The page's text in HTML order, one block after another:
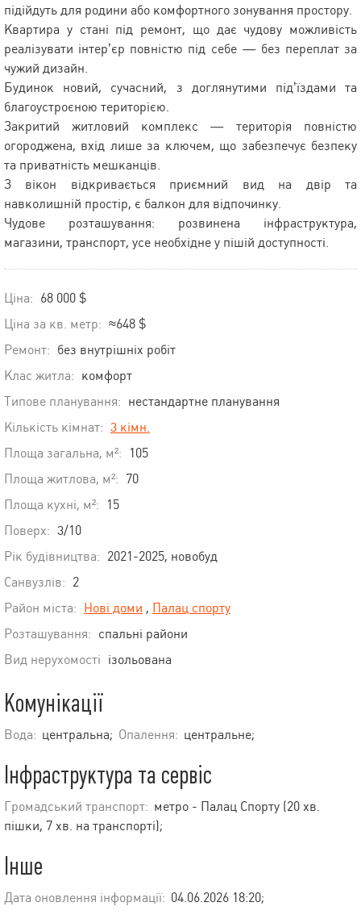
підійдуть для родини або комфортного зонування простору.
Квартира у стані під ремонт, що дає чудову можливість
реалізувати інтер’єр повністю під себе — без переплат за
чужий дизайн.
Будинок новий, сучасний, з доглянутими під’їздами та
благоустроєною територією.
Закритий житловий комплекс — територія повністю
огороджена, вхід лише за ключем, що забезпечує безпеку
та приватність мешканців.
З вікон відкривається приємний вид на двір та
навколишній простір, є балкон для відпочинку.
Чудове розташування: розвинена інфраструктура,
магазини, транспорт, усе необхідне у пішій доступності.
Ціна: 68 000 $
Ціна за кв. метр: ≈648 $
Ремонт: без внутрішніх робіт
Клас житла: комфорт
Типове планування: нестандартне планування
Кількість кімнат: 3 кімн.
Площа загальна, м²:
105
Площа житлова, м²: 70
Площа кухні, м²:
15
Поверх: 3/10
Рік будівництва: 2021-2025, новобуд
Санвузлів: 2
Район міста: Нові доми , Палац спорту
Розташування: спальні райони
Вид нерухомості ізольована
Комунікації
Вода: центральна; Опалення: центральне;
Інфраструктура та сервіс
Громадський транспорт: метро - Палац Спорту (20 хв.
пішки, 7 хв. на транспорті);
Інше
Дата оновлення інформації: 04.06.2026 18:20;